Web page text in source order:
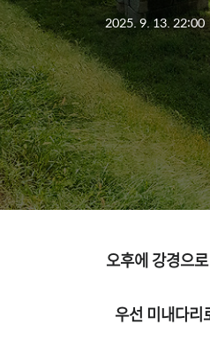
2025. 9. 13. 22:00
오후에 강경으
우선 미내다리